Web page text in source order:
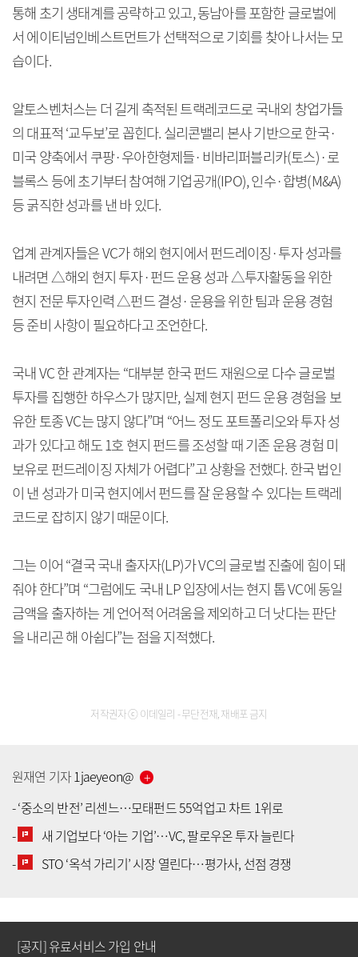
통해 초기 생태계를 공략하고 있고, 동남아를 포함한 글로벌에
서 에이티넘인베스트먼트가 선택적으로 기회를 찾아 나서는 모
습이다.
알토스벤처스는 더 길게 축적된 트랙레코드로 국내외 창업가들
의 대표적 ‘교두보’로 꼽힌다. 실리콘밸리 본사 기반으로 한국·
미국 양축에서 쿠팡·우아한형제들·비바리퍼블리카(토스)·로
블록스 등에 초기부터 참여해 기업공개(IPO), 인수·합병(M&A)
등 굵직한 성과를 낸 바 있다.
업계 관계자들은 VC가 해외 현지에서 펀드레이징·투자 성과를
내려면 △해외 현지 투자·펀드 운용 성과 △투자활동을 위한
현지 전문 투자인력 △펀드 결성·운용을 위한 팀과 운용 경험
등 준비 사항이 필요하다고 조언한다.
국내 VC 한 관계자는 “대부분 한국 펀드 재원으로 다수 글로벌
투자를 집행한 하우스가 많지만, 실제 현지 펀드 운용 경험을 보
유한 토종 VC는 많지 않다”며 “어느 정도 포트폴리오와 투자 성
과가 있다고 해도 1호 현지 펀드를 조성할 때 기존 운용 경험 미
보유로 펀드레이징 자체가 어렵다”고 상황을 전했다. 한국 법인
이 낸 성과가 미국 현지에서 펀드를 잘 운용할 수 있다는 트랙레
코드로 잡히지 않기 때문이다.
그는 이어 “결국 국내 출자자(LP)가 VC의 글로벌 진출에 힘이 돼
줘야 한다”며 “그럼에도 국내 LP 입장에서는 현지 톱 VC에 동일
금액을 출자하는 게 언어적 어려움을 제외하고 더 낫다는 판단
을 내리곤 해 아쉽다”는 점을 지적했다.
저작권자 ⓒ 이데일리 - 무단전재, 재배포 금지
원재연 기자1jaeyeon@
-‘중소의 반전’ 리센느…모태펀드 55억업고 차트 1위로
-
새 기업보다 ‘아는 기업’…VC, 팔로우온 투자 늘린다
-
STO ‘옥석 가리기’ 시장 열린다…평가사, 선점 경쟁
[공지] 유료서비스 가입 안내
[공지] 유료서비스 가입 안내